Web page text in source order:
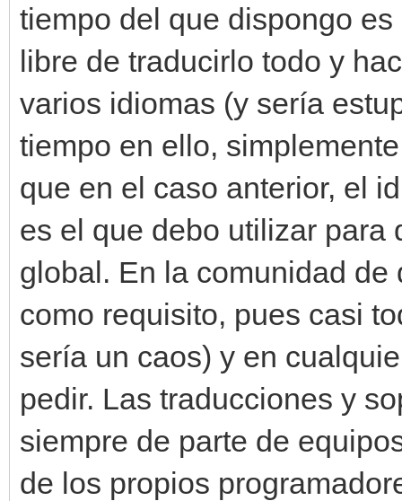
tiempo del que dispongo
libre de traducirlo todo y
varios idiomas (y sería
tiempo en ello,
que en el caso anterior, el
es el que debo utilizar para
global. En la comunidad
como requisito, pues casi
sería un caos) y en
pedir. Las traducciones y
siempre de parte de
de los propios